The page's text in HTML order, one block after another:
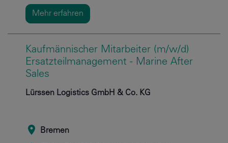
Mehr erfahren
Kaufmännischer Mitarbeiter (m/w/d)
Ersatzteilmanagement - Marine After
Sales
Lürssen Logistics GmbH & Co. KG
Bremen